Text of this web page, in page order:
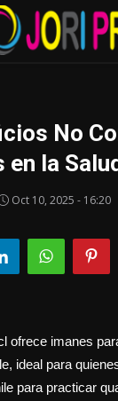
No
en la
Oct 10, 2025 - 16:20
ofrece imanes
ideal para
para practicar